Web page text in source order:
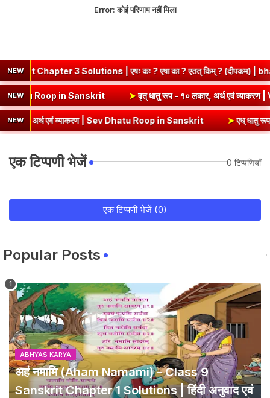
Error:कोई परिणाम नहीं मिला
NEW
3 Solutions | एषः कः ? एषा का ? एतत् किम् ? (दीपकम) |
NEW
व्याकरण | Kri Dhatu Roop in Sanskrit ➤वृत् धातु रूप - १० लकार,
NEW
एवं व्याकरण | Sev Dhatu Roop in Sanskrit ➤एध् धातु रूप - १०
एक टिप्पणी भेजें 0 टिप्पणियाँ
एक टिप्पणी भेजें (0)
Popular Posts
ABHYAS KARYA
अहं नमामि (Aham Namami) - Class 9
Sanskrit Chapter 1 Solutions | हिंदी अनुवाद एवं